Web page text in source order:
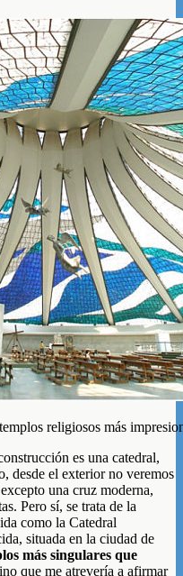
religiosos más
es una catedral,
desde el exterior no veremos
una cruz moderna,
Pero sí, se trata de la
como la Catedral
situada en la ciudad de
más singulares que
que me atrevería a afirmar